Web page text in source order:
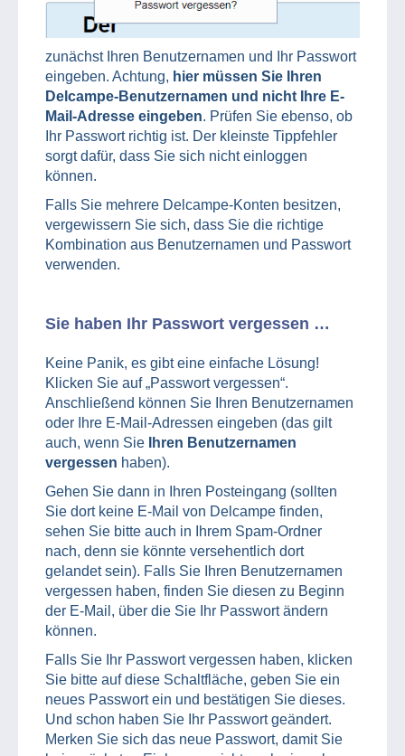
zunächst Ihren Benutzernamen und Ihr Passwort
eingeben. Achtung, hier müssen Sie Ihren
Delcampe-Benutzernamen und nicht Ihre E-
Mail-Adresse eingeben. Prüfen Sie ebenso, ob
Ihr Passwort richtig ist. Der kleinste Tippfehler
sorgt dafür, dass Sie sich nicht einloggen
können.
Falls Sie mehrere Delcampe-Konten besitzen,
vergewissern Sie sich, dass Sie die richtige
Kombination aus Benutzernamen und Passwort
verwenden.
Sie haben Ihr Passwort vergessen …
Keine Panik, es gibt eine einfache Lösung!
Klicken Sie auf „Passwort vergessen“.
Anschließend können Sie Ihren Benutzernamen
oder Ihre E-Mail-Adressen eingeben (das gilt
auch, wenn Sie
Ihren Benutzernamen
vergessen haben).
Gehen Sie dann in Ihren Posteingang (sollten
Sie dort keine E-Mail von Delcampe finden,
sehen Sie bitte auch in Ihrem Spam-Ordner
nach, denn sie könnte versehentlich dort
gelandet sein). Falls Sie Ihren Benutzernamen
vergessen haben, finden Sie diesen zu Beginn
der E-Mail, über die Sie Ihr Passwort ändern
können.
Falls Sie Ihr Passwort vergessen haben, klicken
Sie bitte auf diese Schaltfläche, geben Sie ein
neues Passwort ein und bestätigen Sie dieses.
Und schon haben Sie Ihr Passwort geändert.
Merken Sie sich das neue Passwort, damit Sie